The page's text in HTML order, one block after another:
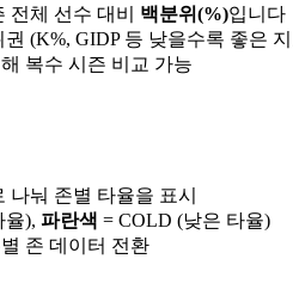
전체 선수 대비 백분위(%)입니다
(K%, GIDP 등 낮을수록 좋은
복수 시즌 비교 가능
나눠 존별 타율을 표시
율), 파란색 = COLD (낮은 타율)
존 데이터 전환